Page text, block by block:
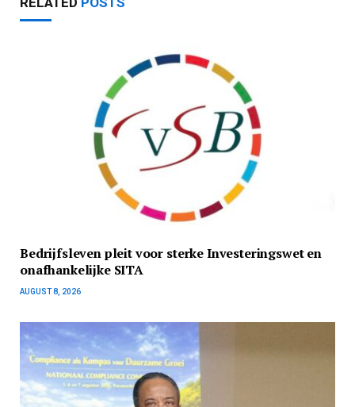
Bedrijfsleven pleit voor sterke Investeringswet en
onafhankelijke SITA
AUGUST 8, 2026